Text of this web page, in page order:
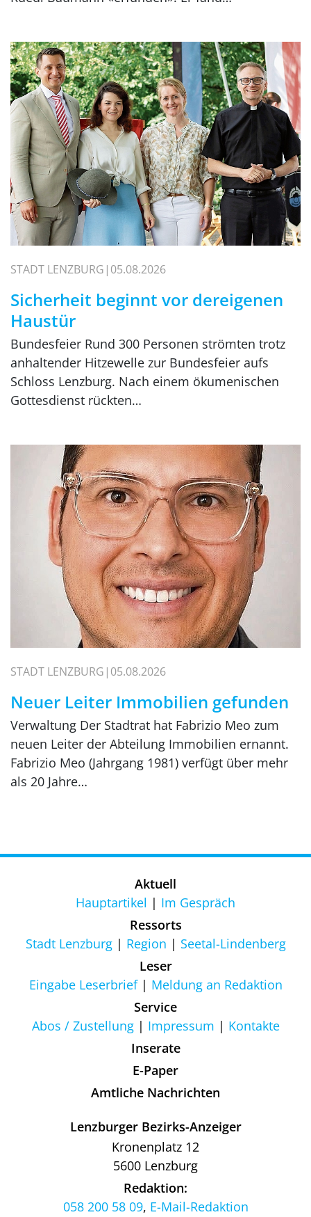
STADT LENZBURG 05.08.2026
Sicherheit beginnt vor dereigenen
Haustür
Bundesfeier Rund 300 Personen strömten trotz
anhaltender Hitzewelle zur Bundesfeier aufs
Schloss Lenzburg. Nach einem ökumenischen
Gottesdienst rückten…
STADT LENZBURG 05.08.2026
Neuer Leiter Immobilien gefunden
Verwaltung Der Stadtrat hat Fabrizio Meo zum
neuen Leiter der Abteilung Immobilien ernannt.
Fabrizio Meo (Jahrgang 1981) verfügt über mehr
als 20 Jahre…
Aktuell
Hauptartikel
Im Gespräch
Ressorts
Stadt Lenzburg
Region
Seetal-Lindenberg
Leser
Eingabe Leserbrief
Meldung an Redaktion
Service
Abos / Zustellung
Impressum
Kontakte
Inserate
E-Paper
Amtliche Nachrichten
Lenzburger Bezirks-Anzeiger
Kronenplatz 12
5600 Lenzburg
Redaktion:
058 200 58 09, E-Mail-Redaktion